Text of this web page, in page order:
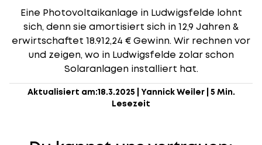
Eine Photovoltaikanlage in Ludwigsfelde lohnt
sich, denn sie amortisiert sich in 12,9 Jahren &
erwirtschaftet 18.912,24 € Gewinn. Wir rechnen vor
und zeigen, wo in Ludwigsfelde zolar schon
Solaranlagen installiert hat.
Aktualisiert am:18.3.2025 Yannick Weiler| 5 Min.
Lesezeit